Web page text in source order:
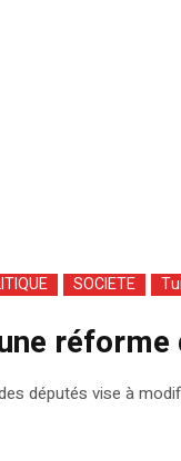
SOCIETE
députés vise à